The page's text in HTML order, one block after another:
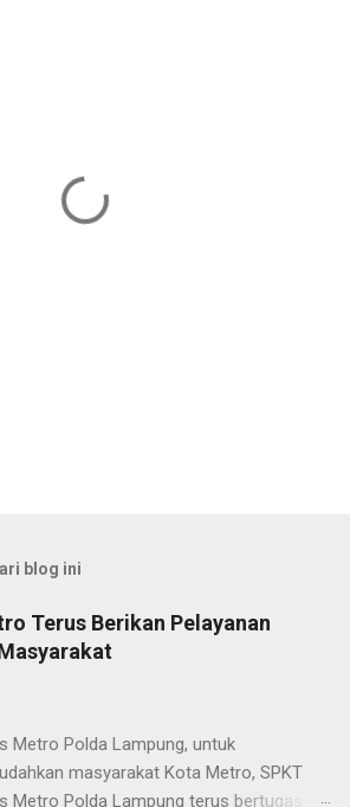
blog ini
Terus Berikan Pelayanan
Metro Polda Lampung, untuk
masyarakat Kota Metro, SPKT
Metro Polda Lampung terus bertugas